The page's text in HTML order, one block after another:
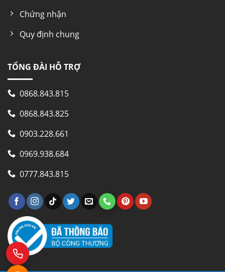
Chứng nhận
Quy định chung
TỔNG ĐÀI HỖ TRỢ
0868.843.815
0868.843.825
0903.228.661
0969.938.684
0777.843.815